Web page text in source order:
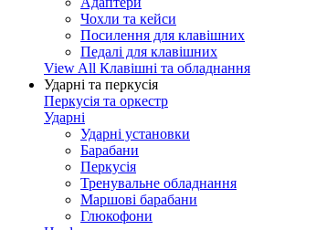
Чохли та кейси
Посилення для клавішних
Педалі для клавішних
View All Клавішні та обладнання
Ударні та перкусія
Перкусія та оркестр
Ударні
Ударні установки
Барабани
Перкусія
Тренувальне обладнання
Маршові барабани
Глюкофони